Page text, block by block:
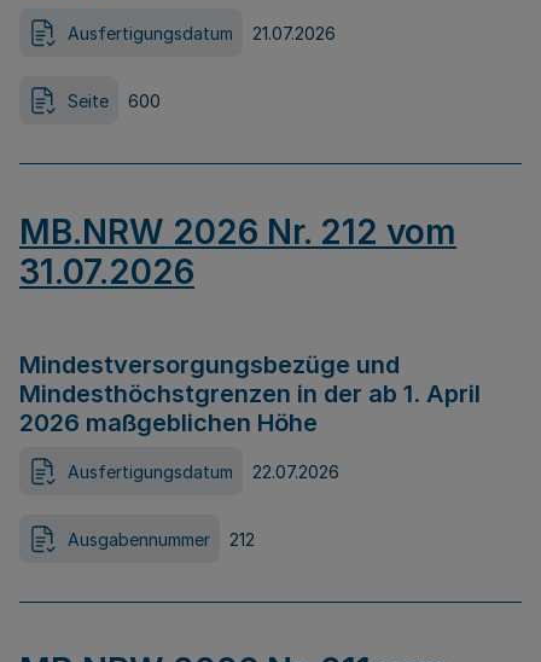
Ausfertigungsdatum 21.07.2026
Seite 600
MB.NRW 2026 Nr. 212 vom
31.07.2026
Mindestversorgungsbezüge und
Mindesthöchstgrenzen in der ab 1. April
2026 maßgeblichen Höhe
Ausfertigungsdatum 22.07.2026
Ausgabennummer 212